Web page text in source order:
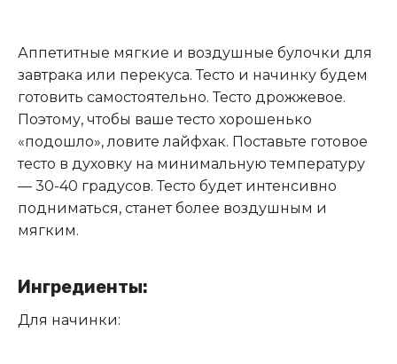
Аппетитные мягкие и воздушные булочки для
завтрака или перекуса. Тесто и начинку будем
готовить самостоятельно. Тесто дрожжевое.
Поэтому, чтобы ваше тесто хорошенько
«подошло», ловите лайфхак. Поставьте готовое
тесто в духовку на минимальную температуру
— 30-40 градусов. Тесто будет интенсивно
подниматься, станет более воздушным и
мягким.
Ингредиенты:
Для начинки: